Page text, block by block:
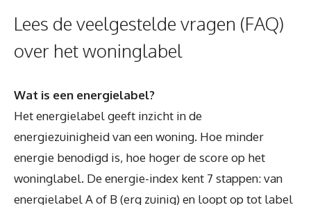
Lees de veelgestelde vragen (FAQ)
over het woninglabel
Wat is een energielabel?
Het energielabel geeft inzicht in de
energiezuinigheid van een woning. Hoe minder
energie benodigd is, hoe hoger de score op het
woninglabel. De energie-index kent 7 stappen: van
energielabel A of B (erg zuinig) en loopt op tot label